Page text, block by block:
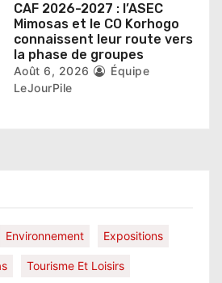
CAF 2026-2027 : l’ASEC
Mimosas et le CO Korhogo
connaissent leur route vers
la phase de groupes
Août 6, 2026
Équipe
LeJourPile
Environnement Expositions
Tourisme Et Loisirs